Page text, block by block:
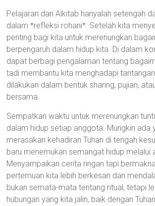
Pelajaran dari Alkitab hanyalah setengah
dalam *refleksi rohani*. Setelah kita
penting bagi kita untuk merenungkan
berpengaruh dalam hidup kita. Di dalam
dapat berbagi pengalaman tentang
tadi membantu kita menghadapi
dilakukan dalam bentuk sharing, pujian,
bersama.
Sempatkan waktu untuk merenungkan
dalam hidup setiap anggota. Mungkin ada
merasakan kehadiran Tuhan di tengah
baru menemukan semangat hidup melalui
Menyampaikan cerita ringan tapi
pertemuan kita lebih berkesan dan
bukan semata-mata tentang ritual, tetapi
hubungan yang kita jalin, baik dengan